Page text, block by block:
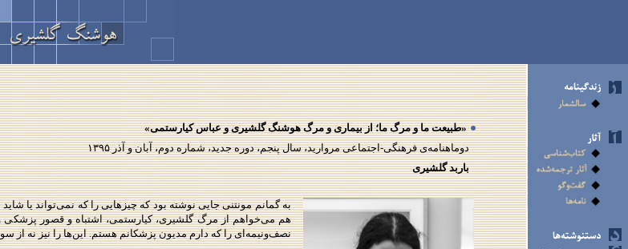
«طبیعت ما و مرگ ما؛ از بیماری و مرگ هوشنگ گلشیری و عباس کیارستمی»
دوماهنامه‌ی فرهنگی-اجتماعی مروارید، سال پنجم، دوره‌ جدید، شماره دوم، آبان و آذر۱۳۹۵
باربد گلشیری
به گمانم مونتنی جایی نوشته بود که چیزهایی را که نمی‌تواند یا
هم می‌‌خواهم از مرگ گلشیری، کیارستمی، اشتباه و قصور پزشکی
نصف‌و‌نیمه‌ای را که دارم مدیون پزشکانم هستم. این‌ها را نیز نه